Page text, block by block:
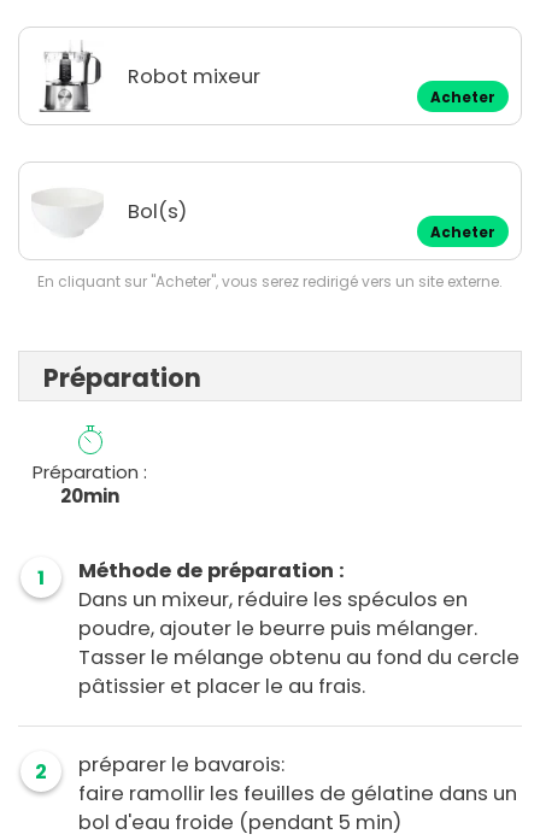
Robot mixeur
Acheter
Bol(s)
Acheter
En cliquant sur "Acheter", vous serez redirigé vers un site externe.
Préparation
Préparation :
20min
1
Méthode de préparation :
Dans un mixeur, réduire les spéculos en
poudre, ajouter le beurre puis mélanger.
Tasser le mélange obtenu au fond du cercle
pâtissier et placer le au frais.
2
préparer le bavarois:
faire ramollir les feuilles de gélatine dans un
bol d'eau froide (pendant 5 min)